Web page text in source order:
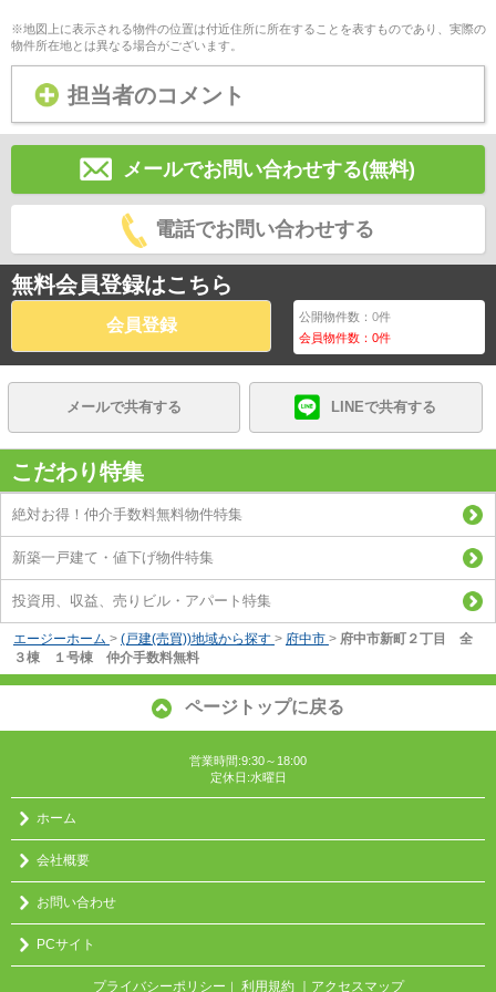
※地図上に表示される物件の位置は付近住所に所在することを表すものであり、実際の
物件所在地とは異なる場合がございます。
担当者のコメント
メールでお問い合わせする(無料)
電話でお問い合わせする
無料会員登録はこちら
会員登録 公開物件数：0件
会員物件数：0件
メールで共有する LINEで共有する
こだわり特集
絶対お得！仲介手数料無料物件特集
新築一戸建て・値下げ物件特集
投資用、収益、売りビル・アパート特集
エージーホーム > (戸建(売買))地域から探す > 府中市 > 府中市新町２丁目 全
３棟 １号棟 仲介手数料無料
ページトップに戻る
営業時間:9:30～18:00
定休日:水曜日
ホーム
会社概要
お問い合わせ
PCサイト
プライバシーポリシー ｜ 利用規約 ｜アクセスマップ